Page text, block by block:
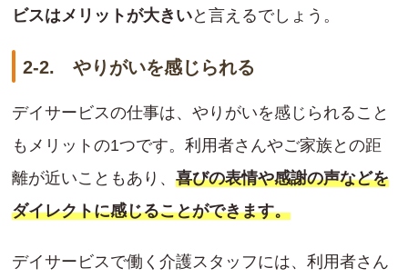
ビスはメリットが大きいと言えるでしょう。
2-2. やりがいを感じられる
デイサービスの仕事は、やりがいを感じられること
もメリットの1つです。利用者さんやご家族との距
離が近いこともあり、 喜びの表情や感謝の声などを
ダイレクトに感じることができます。
デイサービスで働く介護スタッフには、利用者さん